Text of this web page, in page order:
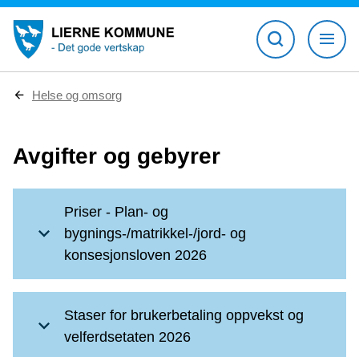
D
h
e
Helse og omsorg
Avgifter og gebyrer
Priser - Plan- og
bygnings-/matrikkel-/jord- og
konsesjonsloven 2026
Staser for brukerbetaling oppvekst og
velferdsetaten 2026